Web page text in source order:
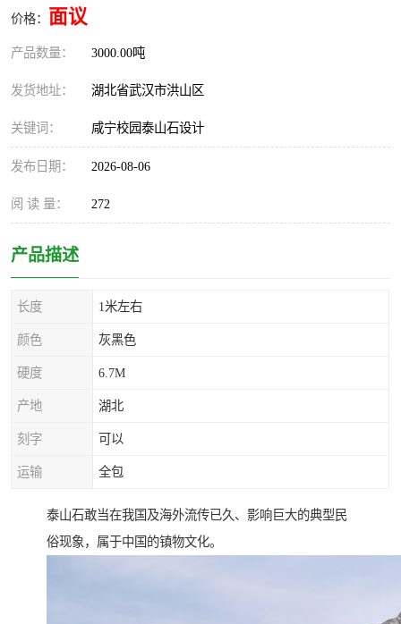
价格： 面议
产品数量： 3000.00吨
发货地址： 湖北省武汉市洪山区
关键词： 咸宁校园泰山石设计
发布日期： 2026-08-06
阅 读 量： 272
产品描述
长度 1米左右
颜色 灰黑色
硬度 6.7M
产地 湖北
刻字 可以
运输 全包
泰山石敢当在我国及海外流传已久、影响巨大的典型民
俗现象，属于中国的镇物文化。